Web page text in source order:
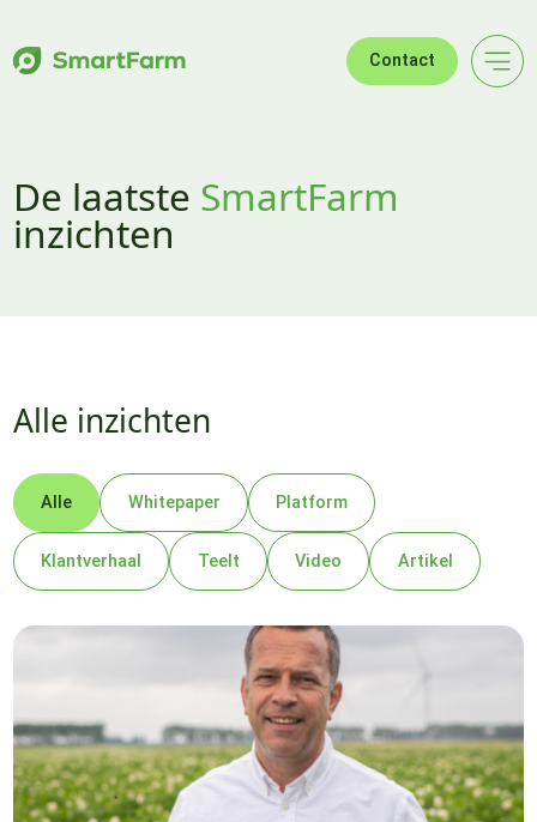
Contact
De laatste SmartFarm
inzichten
Alle inzichten
Alle Whitepaper Platform
Klantverhaal Teelt Video Artikel